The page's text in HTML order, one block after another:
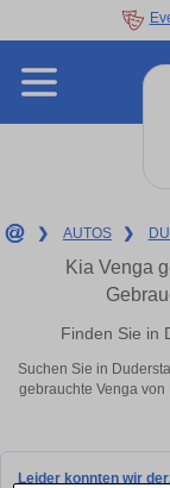
❯ AUTOS ❯
Kia Venga
Finden Sie in
Suchen Sie in
gebrauchte Venga
Leider konnten wir